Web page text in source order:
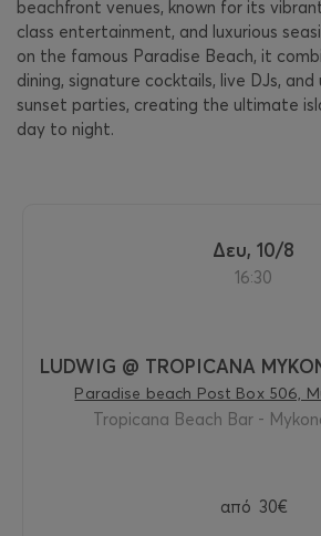
beachfront venues, known for its
class entertainment, and luxurious
on the famous Paradise Beach, it
dining, signature cocktails, live DJs,
sunset parties, creating the ultimate
day to night.
Δευ, 10/8
16:30
LUDWIG @ TROPICANA
Paradise beach Post Box 506,
Tropicana Beach Bar -
από 30€